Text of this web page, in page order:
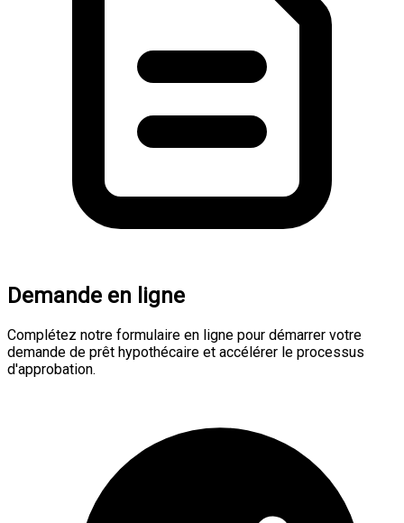
Demande en ligne
Complétez notre formulaire en ligne pour démarrer votre
demande de prêt hypothécaire et accélérer le processus
d'approbation.